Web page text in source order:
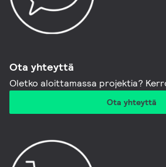
Ota yhteyttä
Oletko aloittamassa projektia?
Ota yhteyttä